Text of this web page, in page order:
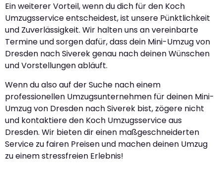
Ein weiterer Vorteil, wenn du dich für den Koch
Umzugsservice entscheidest, ist unsere Pünktlichkeit
und Zuverlässigkeit. Wir halten uns an vereinbarte
Termine und sorgen dafür, dass dein Mini-Umzug von
Dresden nach Siverek genau nach deinen Wünschen
und Vorstellungen abläuft.
Wenn du also auf der Suche nach einem
professionellen Umzugsunternehmen für deinen Mini-
Umzug von Dresden nach Siverek bist, zögere nicht
und kontaktiere den Koch Umzugsservice aus
Dresden. Wir bieten dir einen maßgeschneiderten
Service zu fairen Preisen und machen deinen Umzug
zu einem stressfreien Erlebnis!